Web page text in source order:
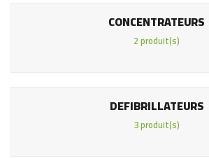
CONCENTRATEURS
2 produit(s)
DEFIBRILLATEURS
3 produit(s)